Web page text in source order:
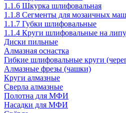
1.1.6 Шкурка шлифовальная
1.1.8 Сегменты для мозаичных
1.1.7 Губки шлифовальные
1.1.4 Круги шлифовальные на
Диски пильные
Алмазная оснастка
Гибкие шлифовальные круги
Алмазные фрезы (чашки)
Круги алмазные
Сверла алмазные
Полотна для МФИ
Насадки для МФИ